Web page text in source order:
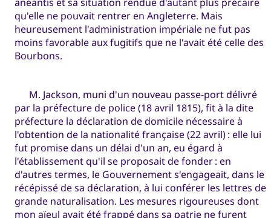
anéantis et sa situation rendue d'autant plus précaire
qu'elle ne pouvait rentrer en Angleterre. Mais
heureusement l'administration impériale ne fut pas
moins favorable aux fugitifs que ne l'avait été celle des
Bourbons.
M. Jackson, muni d'un nouveau passe-port délivré
par la préfecture de police (18 avril 1815), fit à la dite
préfecture la déclaration de domicile nécessaire à
l'obtention de la nationalité française (22 avril) : elle lui
fut promise dans un délai d'un an, eu égard à
l'établissement qu'il se proposait de fonder : en
d'autres termes, le Gouvernement s'engageait, dans le
récépissé de sa déclaration, à lui conférer les lettres de
grande naturalisation. Les mesures rigoureuses dont
mon aïeul avait été frappé dans sa patrie ne furent